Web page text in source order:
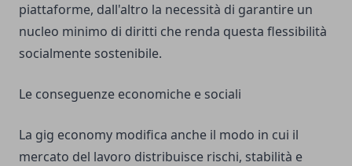
piattaforme, dall'altro la necessità di garantire un
nucleo minimo di diritti che renda questa flessibilità
socialmente sostenibile.
Le conseguenze economiche e sociali
La gig economy modifica anche il modo in cui il
mercato del lavoro distribuisce rischi, stabilità e